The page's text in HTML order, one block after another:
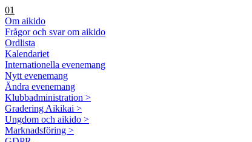
01
Om aikido
Frågor och svar om aikido
Ordlista
Kalendariet
Internationella evenemang
Nytt evenemang
Ändra evenemang
Klubbadministration >
Gradering Aikikai >
Ungdom och aikido >
Marknadsföring >